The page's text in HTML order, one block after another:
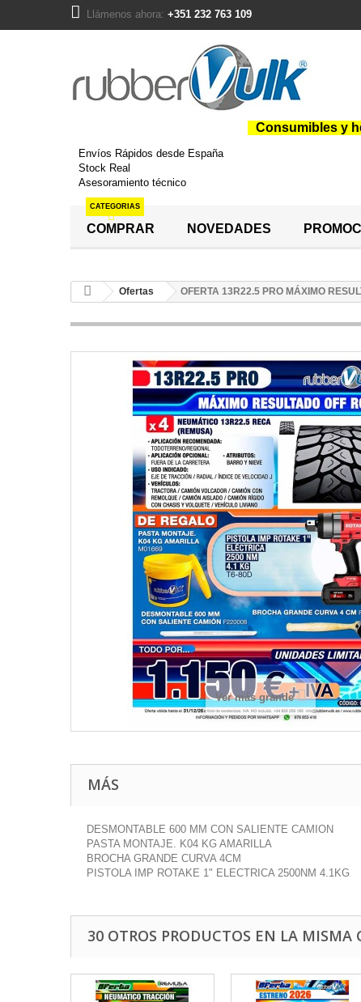
Llámenos ahora: +351 232 763 109
Consumibles y
Envíos Rápidos desde España
Stock Real
Asesoramiento técnico
COMPRAR
CATEGORIAS
NOVEDADES
Ofertas OFERTA 13R22.5 PRO MÁXIMO
Ver más grande
MÁS
DESMONTABLE 600 MM CON SALIENTE CAMION
PASTA MONTAJE. K04 KG AMARILLA
BROCHA GRANDE CURVA 4CM
PISTOLA IMP ROTAKE 1" ELECTRICA 2500NM 4.1KG
30 OTROS PRODUCTOS EN LA MISMA